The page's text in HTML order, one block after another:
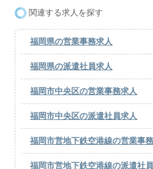
関連する求人を探す
福岡県の営業事務求人
福岡県の派遣社員求人
福岡市中央区の営業事務求人
福岡市中央区の派遣社員求人
福岡市営地下鉄空港線の営業事
福岡市営地下鉄空港線の派遣社